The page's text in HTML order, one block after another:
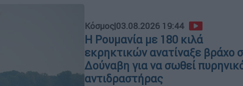
Κόσμος|03.08.2026 19:44
Η Ρουμανία με 180 κιλά
εκρηκτικών ανατίναξε βράχο
Δούναβη για να σωθεί
αντιδραστήρας